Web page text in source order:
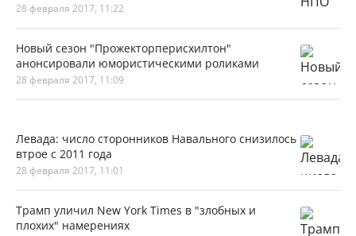
28 февраля 2017, 11:22
Новый сезон "Прожекторперисхилтон"
анонсировали юмористическими роликами
28 февраля 2017, 11:09
Левада: число сторонников Навального снизилось
втрое с 2011 года
28 февраля 2017, 11:01
Трамп уличил New York Times в "злобных и
плохих" намерениях